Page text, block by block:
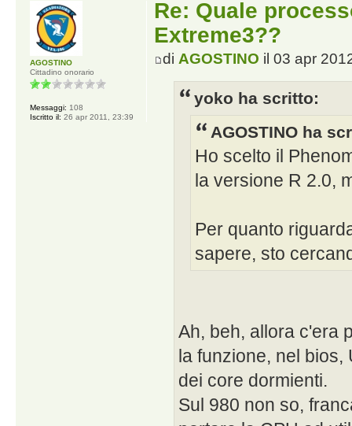
Re: Quale
Extreme3??
di AGOSTINO il 03 apr
yoko ha scritto:
AGOSTINO ha
Ho scelto il
la versione R 2.0,
Per quanto
sapere, sto
Ah, beh, allora c'era
la funzione, nel
dei core dormienti.
Sul 980 non so,
AGOSTINO
Cittadino onorario
Messaggi: 108
Iscritto il: 26 apr 2011, 23:39